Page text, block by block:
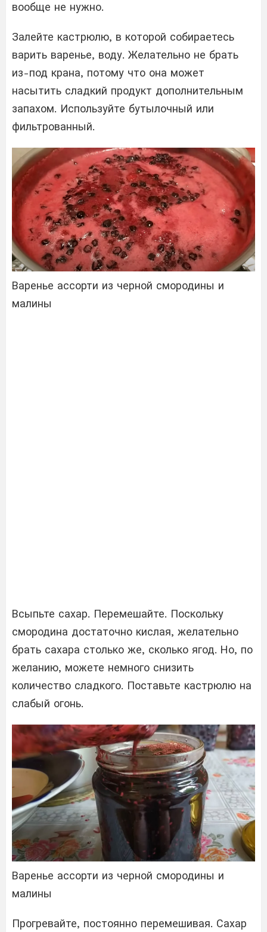
вообще не нужно.
Залейте кастрюлю, в которой собираетесь
варить варенье, воду. Желательно не брать
из-под крана, потому что она может
насытить сладкий продукт дополнительным
запахом. Используйте бутылочный или
фильтрованный.
Варенье ассорти из черной смородины и
малины
Всыпьте сахар. Перемешайте. Поскольку
смородина достаточно кислая, желательно
брать сахара столько же, сколько ягод. Но, по
желанию, можете немного снизить
количество сладкого. Поставьте кастрюлю на
слабый огонь.
Варенье ассорти из черной смородины и
малины
Прогревайте, постоянно перемешивая. Сахар